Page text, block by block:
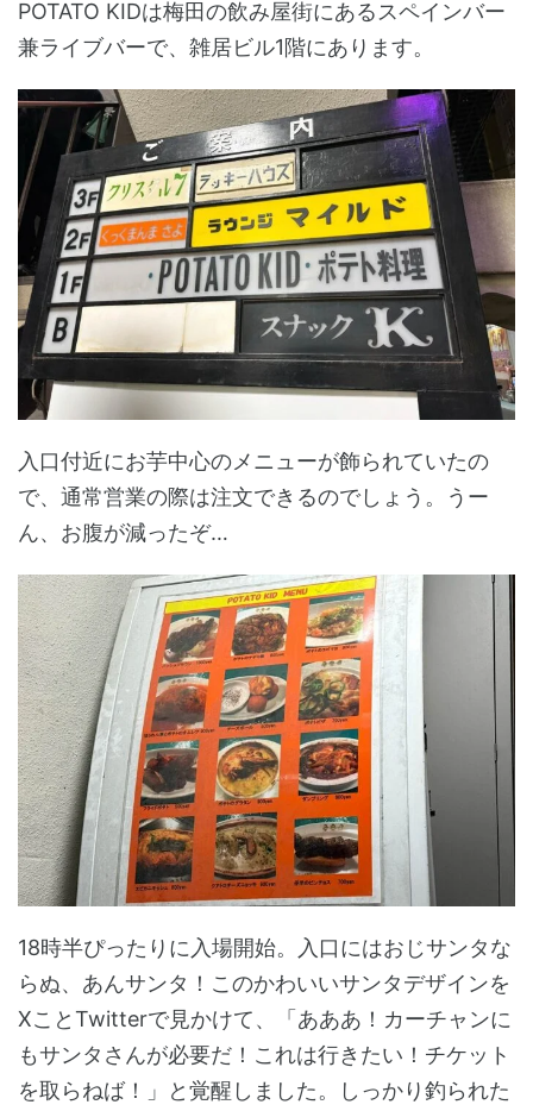
POTATO KIDは梅田の飲み屋街にあるスペインバー
兼ライブバーで、雑居ビル1階にあります。
入口付近にお芋中心のメニューが飾られていたの
で、通常営業の際は注文できるのでしょう。うー
ん、お腹が減ったぞ…
18時半ぴったりに入場開始。入口にはおじサンタな
らぬ、あんサンタ！このかわいいサンタデザインを
XことTwitterで見かけて、「あああ！カーチャンに
もサンタさんが必要だ！これは行きたい！チケット
を取らねば！」と覚醒しました。しっかり釣られた